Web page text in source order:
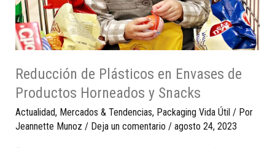
Reducción de Plásticos en Envases de
Productos Horneados y Snacks
Actualidad, Mercados & Tendencias, Packaging Vida Útil / Por
Jeannette Munoz / Deja un comentario / agosto 24, 2023